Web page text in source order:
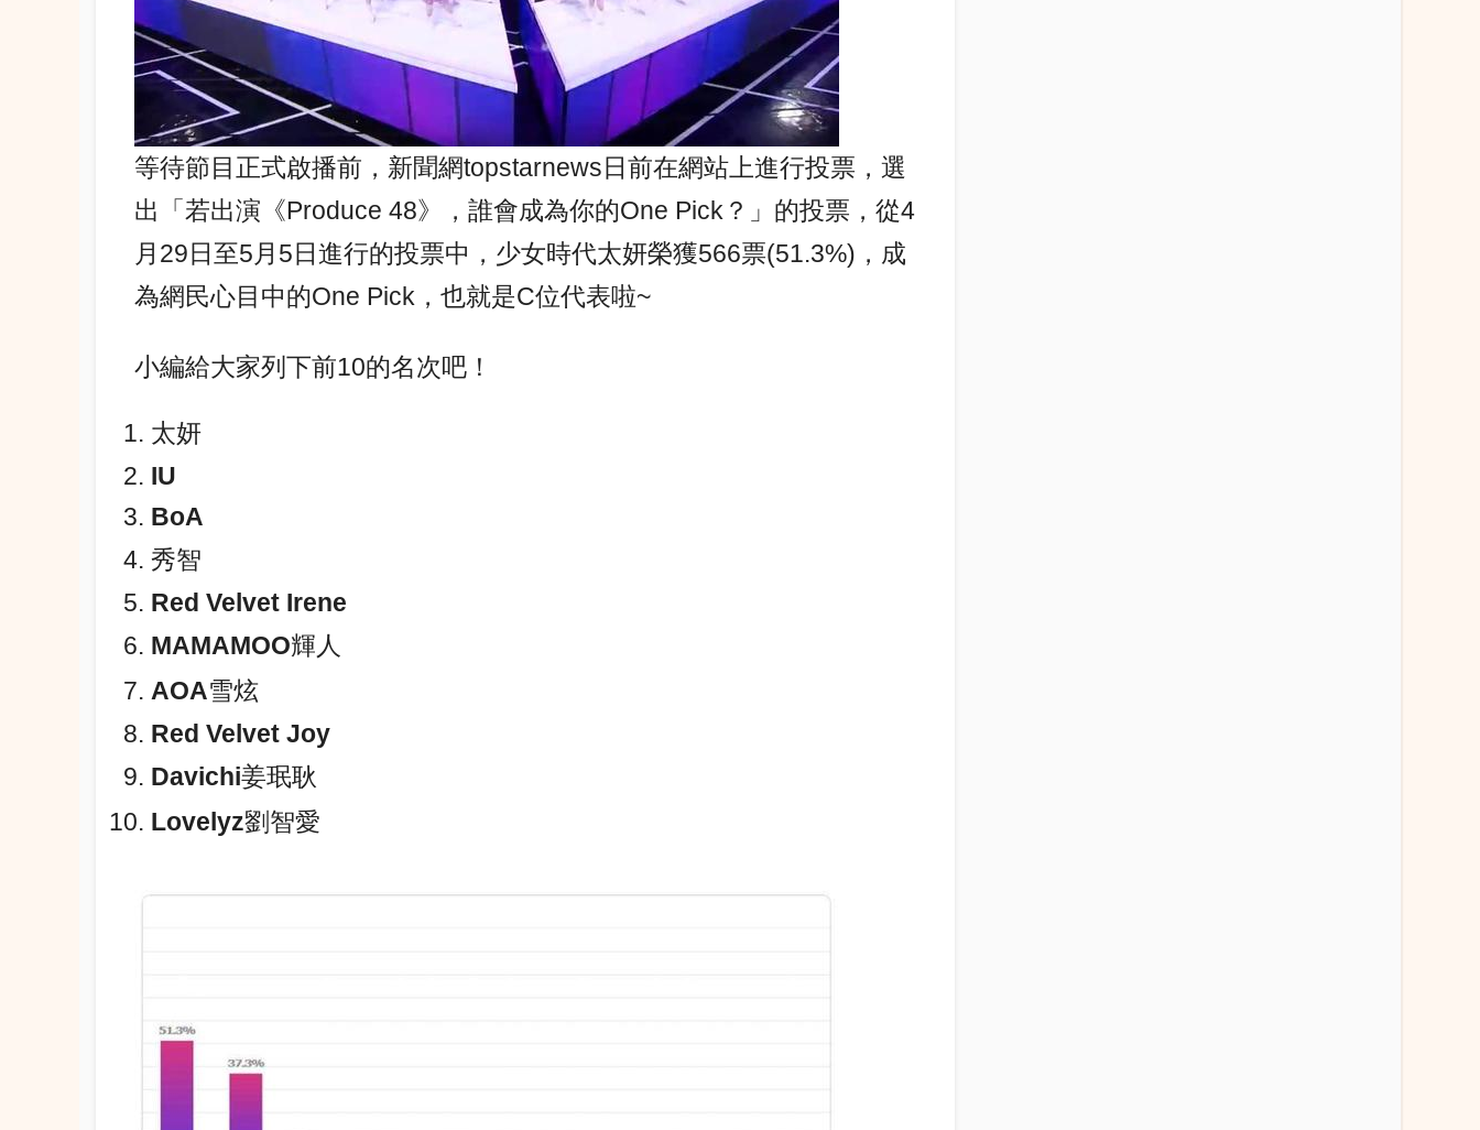
等待節目正式啟播前，新聞網topstarnews日前在網站上進行投票，選
出「若出演《Produce 48》，誰會成為你的One Pick？」的投票，從4
月29日至5月5日進行的投票中，少女時代太妍榮獲566票(51.3%)，成
為網民心目中的One Pick，也就是C位代表啦~
小編給大家列下前10的名次吧！
太妍
IU
BoA
秀智
Red Velvet Irene
MAMAMOO輝人
AOA雪炫
Red Velvet Joy
Davichi姜珉耿
Lovelyz劉智愛